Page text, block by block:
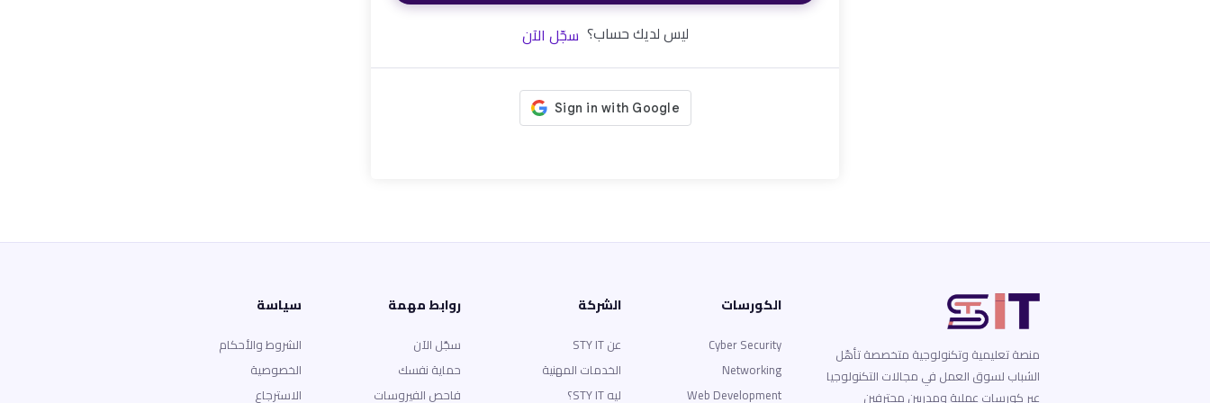
ليس لديك حساب؟ سجّل الآن
منصة تعليمية وتكنولوجية متخصصة تأهّل
الشباب لسوق العمل في مجالات التكنولوجيا
عبر كورسات عملية ومدربين محترفين
الكورسات
Cyber Security
Networking
Web Development
الشركة
عن STY IT
الخدمات المهنية
ليه STY IT؟
روابط مهمة
سجّل الآن
حماية نفسك
فاحص الفيروسات
سياسة
الشروط والأحكام
الخصوصية
الاسترجاع